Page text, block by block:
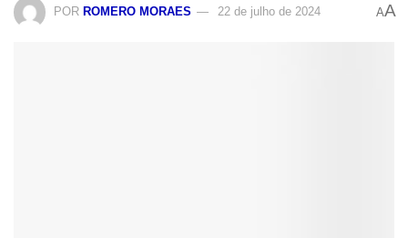
POR ROMERO MORAES 22 de julho de 2024 AA